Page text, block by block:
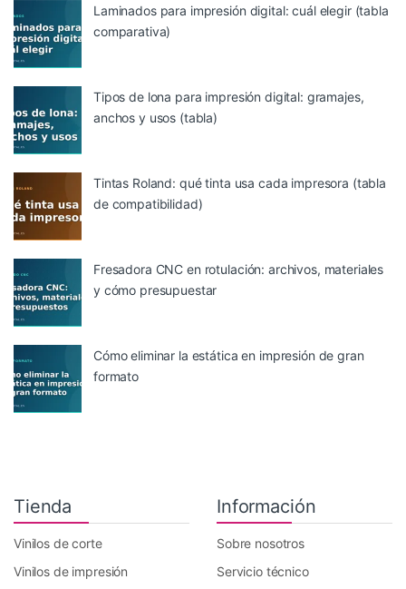
Laminados para impresión digital: cuál elegir (tabla
comparativa)
Tipos de lona para impresión digital: gramajes,
anchos y usos (tabla)
Tintas Roland: qué tinta usa cada impresora (tabla
de compatibilidad)
Fresadora CNC en rotulación: archivos, materiales
y cómo presupuestar
Cómo eliminar la estática en impresión de gran
formato
Tienda
Vinilos de corte
Vinilos de impresión
Información
Sobre nosotros
Servicio técnico